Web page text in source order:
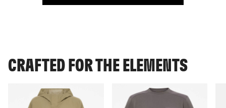
CRAFTED FOR THE ELEMENTS